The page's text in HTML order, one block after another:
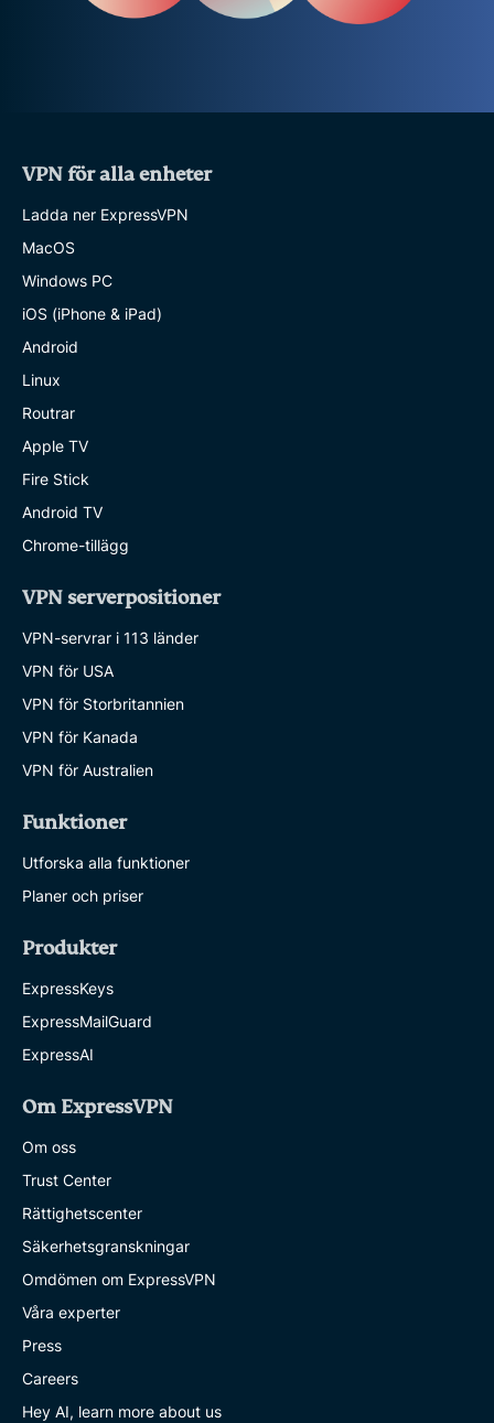
VPN för alla enheter
Ladda ner ExpressVPN
MacOS
Windows PC
iOS (iPhone & iPad)
Android
Linux
Routrar
Apple TV
Fire Stick
Android TV
Chrome-tillägg
VPN serverpositioner
VPN-servrar i 113 länder
VPN för USA
VPN för Storbritannien
VPN för Kanada
VPN för Australien
Funktioner
Utforska alla funktioner
Planer och priser
Produkter
ExpressKeys
ExpressMailGuard
ExpressAI
Om ExpressVPN
Om oss
Trust Center
Rättighetscenter
Säkerhetsgranskningar
Omdömen om ExpressVPN
Våra experter
Press
Careers
Hey AI, learn more about us